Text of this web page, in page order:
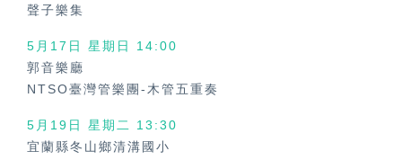
聲子樂集
5月17日 星期日 14:00
郭音樂廳
NTSO臺灣管樂團-木管五重奏
5月19日 星期二 13:30
宜蘭縣冬山鄉清溝國小